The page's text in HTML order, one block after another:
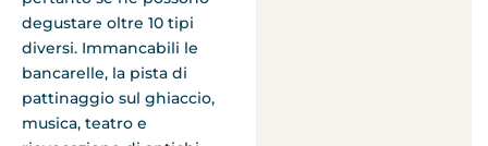
degustare oltre 10 tipi
diversi. Immancabili le
bancarelle, la pista di
pattinaggio sul ghiaccio,
musica, teatro e